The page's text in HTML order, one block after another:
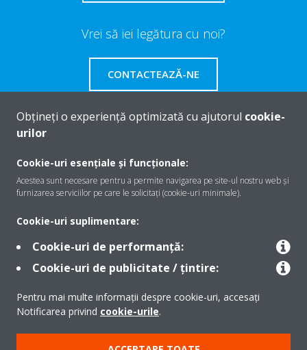
Vrei să iei legătura cu noi?
CONTACTEAZĂ-NE
Despre Daikin
Contact
Produse
Obțineți o experiență optimizată cu ajutorul cookie-
urilor
Cookie-uri esențiale și funcționale:
Acestea sunt necesare pentru a permite navigarea pe site-ul nostru web și
furnizarea serviciilor pe care le solicitați (cookie-uri minimale).
Cookie-uri suplimentare:
Cookie-uri de performanță:
Cookie-uri de publicitate / țintire:
Pentru mai multe informații despre cookie-uri, accesați
Notificarea privind cookie-urile.